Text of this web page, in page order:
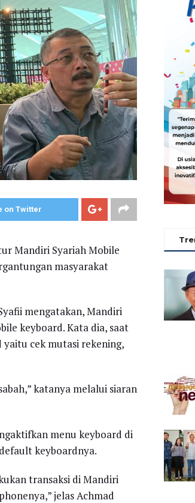
on Twitter
Mandiri Syariah Mobile
masyarakat
mengatakan, Mandiri
keyboard. Kata dia, saat
yaitu cek mutasi rekening,
katanya melalui siaran
menu keyboard di
keyboardnya.
transaksi di Mandiri
jelas Achmad